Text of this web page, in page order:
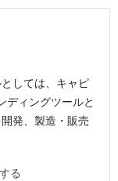
しては、キャピ
ディングツールと
発、製造・販売
る